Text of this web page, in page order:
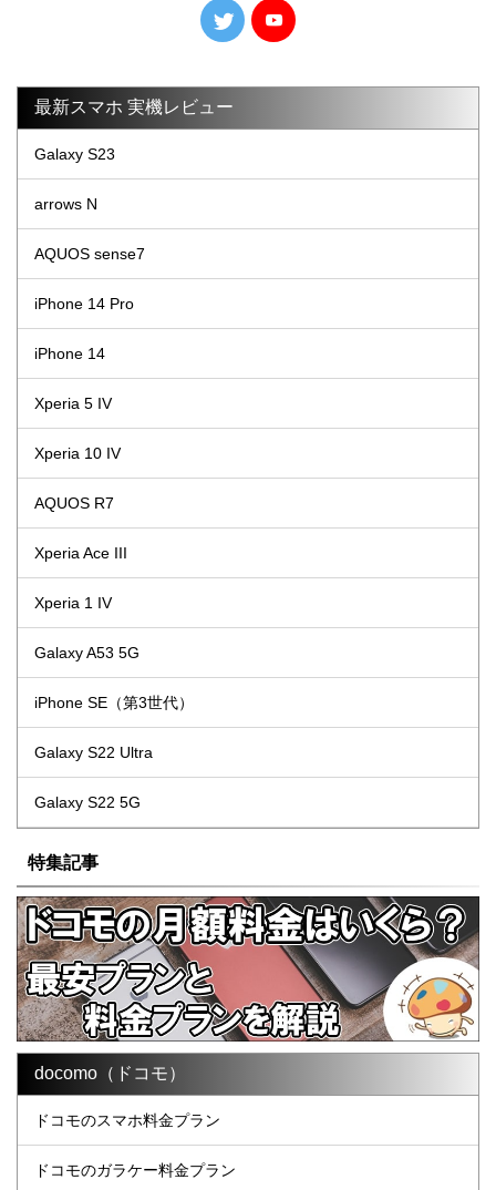
最新スマホ 実機レビュー
Galaxy S23
arrows N
AQUOS sense7
iPhone 14 Pro
iPhone 14
Xperia 5 IV
Xperia 10 IV
AQUOS R7
Xperia Ace III
Xperia 1 IV
Galaxy A53 5G
iPhone SE（第3世代）
Galaxy S22 Ultra
Galaxy S22 5G
特集記事
docomo（ドコモ）
ドコモのスマホ料金プラン
ドコモのガラケー料金プラン